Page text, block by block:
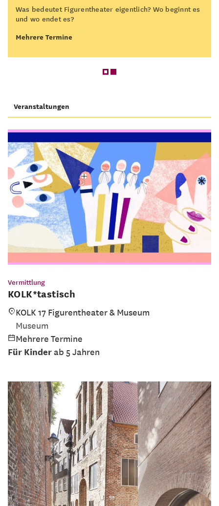
Was bedeutet Figurentheater eigentlich? Wo beginnt es
und wo endet es?
Mehrere Termine
Veranstaltungen
Vermittlung
KOLK*tastisch
KOLK 17 Figurentheater & Museum
Museum
Mehrere Termine
Für Kinderab 5 Jahren